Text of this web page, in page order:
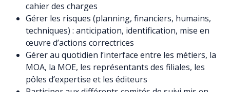
cahier des charges
Gérer les risques (planning, financiers, humains,
techniques) : anticipation, identification, mise en
œuvre d’actions correctrices
Gérer au quotidien l’interface entre les métiers, la
MOA, la MOE, les représentants des filiales, les
pôles d’expertise et les éditeurs